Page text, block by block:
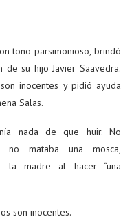
tono parsimonioso, brindó
su hijo Javier Saavedra.
inocentes y pidió ayuda
Salas.
nada de que huir. No
no mataba una mosca,
la madre al hacer “una
son inocentes.